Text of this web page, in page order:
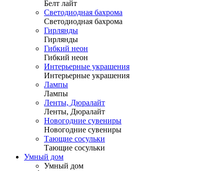
Белт лайт
Светодиодная бахрома
Светодиодная бахрома
Гирлянды
Гирлянды
Гибкий неон
Гибкий неон
Интерьерные украшения
Интерьерные украшения
Лампы
Лампы
Ленты, Дюралайт
Ленты, Дюралайт
Новогодние сувениры
Новогодние сувениры
Тающие сосульки
Тающие сосульки
Умный дом
Умный дом